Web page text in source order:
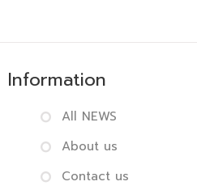
Information
All NEWS
About us
Contact us